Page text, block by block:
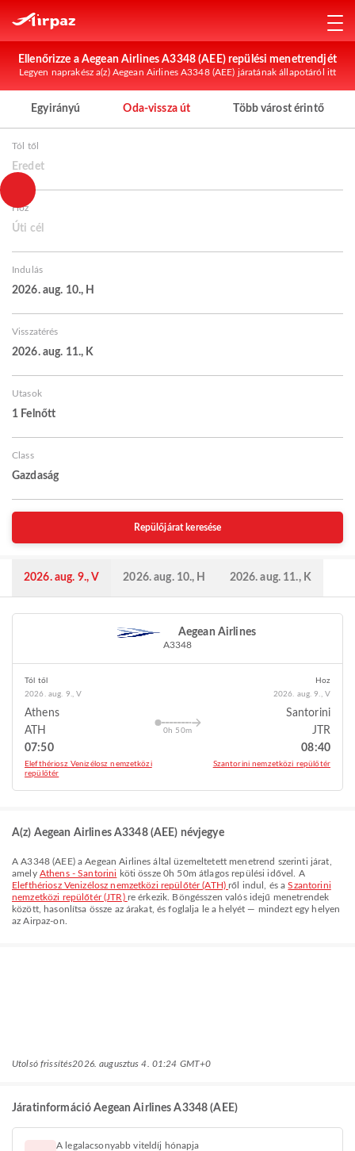
Ellenőrizze a Aegean Airlines A3348 (AEE) repülési menetrendjét
Legyen naprakész a(z) Aegean Airlines A3348 (AEE) járatának állapotáról itt
Egyirányú Oda-vissza út Több várost érintő
Tól től
Eredet
Hoz
Úti cél
Indulás
2026. aug. 10., H
Visszatérés
2026. aug. 11., K
Utasok
1 Felnőtt
Class
Gazdaság
Repülőjárat keresése
2026. aug. 9., V 2026. aug. 10., H 2026. aug. 11., K
Aegean Airlines
A3348
Tól től
2026. aug. 9., V
Athens
ATH
07:50
Elefthériosz Venizélosz nemzetközi
repülőtér
0h 50m
Hoz
2026. aug. 9., V
Santorini
JTR
08:40
Szantorini nemzetközi repülőtér
A(z) Aegean Airlines A3348 (AEE) névjegye
AA3348(AEE) aAegean Airlines által üzemeltetett menetrend szerinti járat,
amely Athens - Santorini köti össze0h 50m átlagos repülési idővel. A
Elefthériosz Venizélosz nemzetközi repülőtér (ATH)ről indul, és aSzantorini
nemzetközi repülőtér (JTR) re érkezik. Böngésszen valós idejű menetrendek
között, hasonlítsa össze az árakat, és foglalja le a helyét — mindezt egy helyen
az Airpaz-on.
Utolsó frissítés2026. augusztus 4. 01:24 GMT+0
Járatinformáció Aegean Airlines A3348 (AEE)
A legalacsonyabb viteldíj hónapja